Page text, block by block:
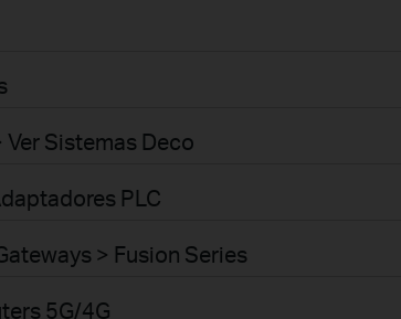
Ver Sistemas Deco
PLC
> Fusion Series
5G/4G